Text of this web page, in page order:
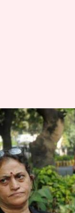
जब
पहले
लेखन मुकुल तोमर Jan
क्या है खबर?